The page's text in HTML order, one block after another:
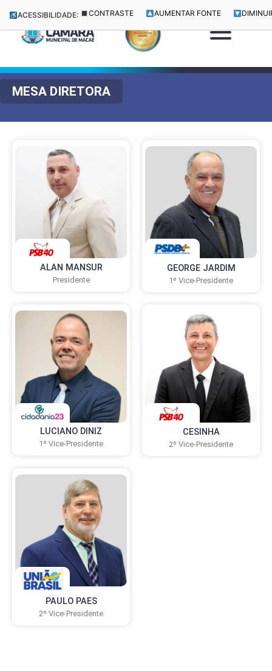
ACESSIBILIDADE: CONTRASTE AUMENTAR FONTE
MESA DIRETORA
ALAN MANSUR
Presidente
GEORGE JARDIM
1º Vice-Presidente
LUCIANO DINIZ
1º Vice-Presidente
CESINHA
2º Vice-Presidente
PAULO PAES
2º Vice-Presidente